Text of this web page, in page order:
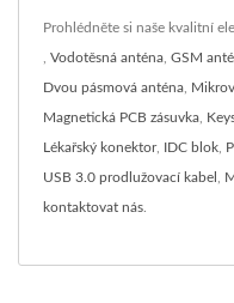
Prohlédněte si naše kvalitní
Vodotěsná anténa GSM
Dvou pásmová anténa
Magnetická PCB zásuvka
Lékařský konektor, IDC blok
USB 3.0 prodlužovací kabel
kontaktovat nás